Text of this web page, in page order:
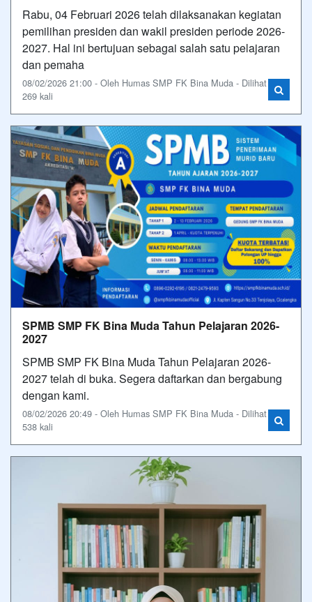
Rabu, 04 Februari 2026 telah dilaksanakan kegiatan
pemilihan presiden dan wakil presiden periode 2026-
2027. Hal ini bertujuan sebagai salah satu pelajaran
dan pemaha
08/02/2026 21:00 - Oleh Humas SMP FK Bina Muda - Dilihat
269 kali
SPMB SMP FK Bina Muda Tahun Pelajaran 2026-
2027
SPMB SMP FK Bina Muda Tahun Pelajaran 2026-
2027 telah di buka. Segera daftarkan dan bergabung
dengan kami.
08/02/2026 20:49 - Oleh Humas SMP FK Bina Muda - Dilihat
538 kali